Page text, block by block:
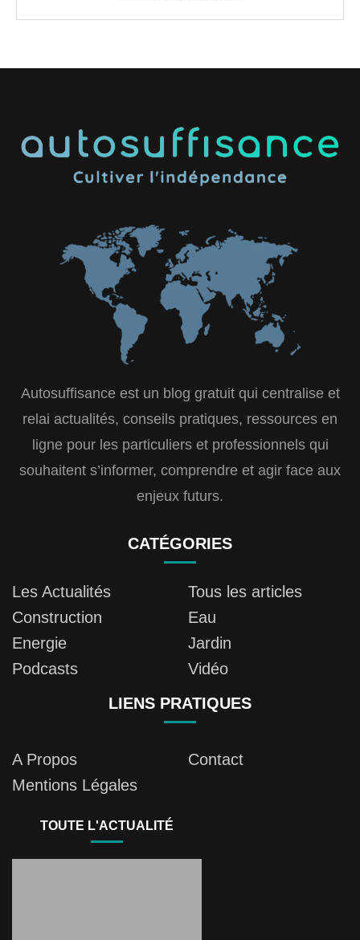
Autosuffisance est un blog gratuit qui centralise et
relai actualités, conseils pratiques, ressources en
ligne pour les particuliers et professionnels qui
souhaitent s’informer, comprendre et agir face aux
enjeux futurs.
CATÉGORIES
Les Actualités
Tous les articles
Construction
Eau
Energie
Jardin
Podcasts
Vidéo
LIENS PRATIQUES
A Propos
Contact
Mentions Légales
TOUTE L'ACTUALITÉ